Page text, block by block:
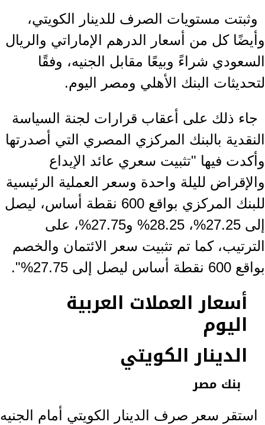
وثبتت مستويات الصرف للدينار الكويتي،
وأيضًا كل من أسعار الدرهم الإماراتي والريال
السعودي شراءً وبيعًا مقابل الجنيه، وفقًا
لتحديثات البنك الأهلي ومصر اليوم.
جاء ذلك على أعقاب قرارات لجنة السياسة
النقدية بالبنك المركزي المصري التي أصدرتها
وأكدت فيها "تثبيت سعري عائد الإيداع
والإقراض لليلة واحدة وسعر العملية الرئيسية
للبنك المركزي بواقع 600 نقطة أساس، ليصل
إلى 27.25%، 28.25% و27.75%، على
الترتيب، كما تم تثبيت سعر الائتمان والخصم
بواقع 600 نقطة أساس ليصل إلى 27.75%".
أسعار العملات العربية
اليوم
الدينار الكويتي
بنك مصر
استقر سعر صرف الدينار الكويتي أمام الجنيه